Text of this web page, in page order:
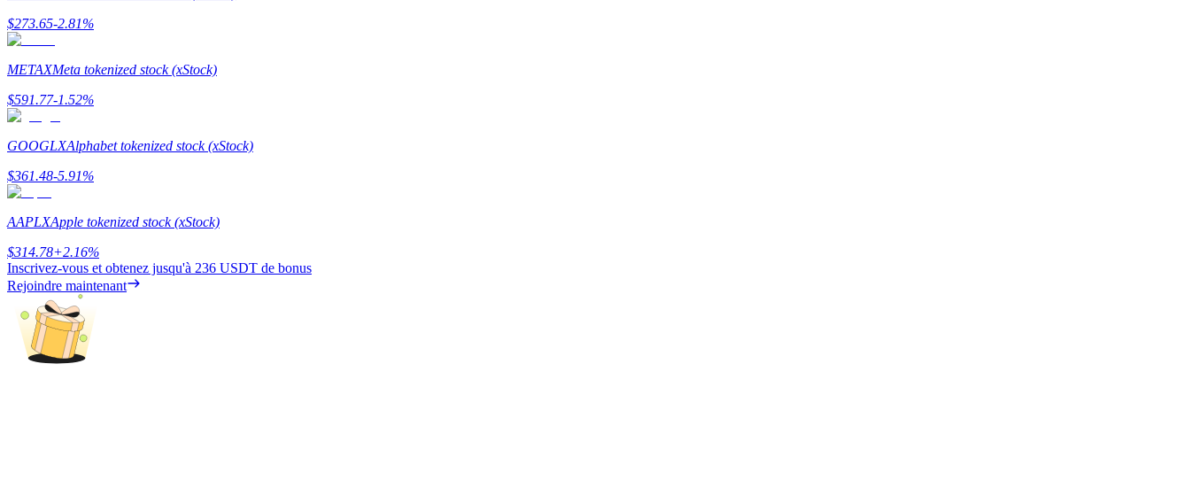
Guide
Guide de démarrage des contrats à terme
Stratégies de trading
Apprenez à rester rentable
$273.65-2.81%
METAXMeta tokenized stock (xStock)
$591.77-1.52%
GOOGLXAlphabet tokenized stock (xStock)
$361.48-5.91%
AAPLXApple tokenized stock (xStock)
$314.78+2.16%
Inscrivez-vous et obtenez jusqu'à 236 USDT de bonus
Rejoindre maintenant